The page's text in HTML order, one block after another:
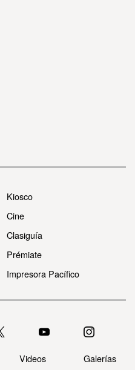
Kiosco
Cine
Clasiguía
Prémiate
Impresora Pacífico
Videos Galerías